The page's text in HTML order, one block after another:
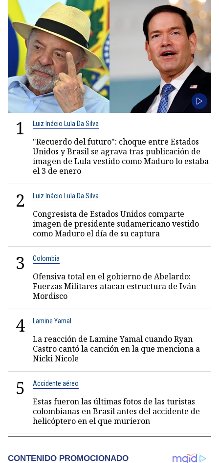
1 Luiz Inácio Lula Da Silva
"Recuerdo del futuro": choque entre Estados
Unidos y Brasil se agrava tras publicación de
imagen de Lula vestido como Maduro lo estaba
el 3 de enero
2 Luiz Inácio Lula Da Silva
Congresista de Estados Unidos comparte
imagen de presidente sudamericano vestido
como Maduro el día de su captura
3 Colombia
Ofensiva total en el gobierno de Abelardo:
Fuerzas Militares atacan estructura de Iván
Mordisco
4 Lamine Yamal
La reacción de Lamine Yamal cuando Ryan
Castro cantó la canción en la que menciona a
Nicki Nicole
5 Accidente aéreo
Estas fueron las últimas fotos de las turistas
colombianas en Brasil antes del accidente de
helicóptero en el que murieron